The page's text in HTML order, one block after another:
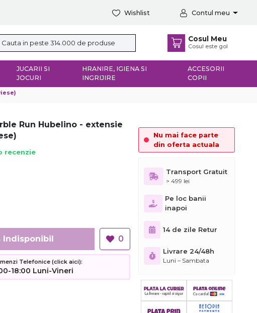
Wishlist Contul meu
Cosul Meu
Cosul este gol
JUCARII SI
JOCURI
HRANIRE, IGIENA SI
INGRIJIRE
ACCESORII
COPII
Run Hubelino - extensie
recenzie
Indisponibil 0
Telefonice (click aici):
18:00 Luni-Vineri
Nu mai face parte
din oferta actuala
Transport Gratuit
> 499 lei
Pe loc banii
inapoi
14 de zile Retur
Livrare 24/48h
Luni – Sambata